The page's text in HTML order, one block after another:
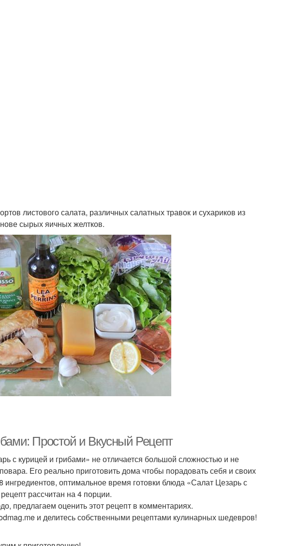
листового салата, различных салатных травок и сухариков из
сырых яичных желтков.
Простой и Вкусный Рецепт
с курицей и грибами» не отличается большой сложностью и не
Его реально приготовить дома чтобы порадовать себя и своих
ингредиентов, оптимальное время готовки блюда «Салат Цезарь с
рассчитан на 4 порции.
предлагаем оценить этот рецепт в комментариях.
и делитесь собственными рецептами кулинарных шедевров!